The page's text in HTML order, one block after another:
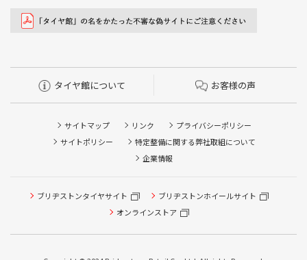
タイヤ館について お客様の声
サイトマップ リンク
プライバシーポリシー
サイトポリシー
特定整備に関する弊社取組について
企業情報
ブリヂストンタイヤサイト
ブリヂストンホイールサイト
オンラインストア
タイヤ点検・安全点検/タイヤ履き替え/オイル交換/その他
ピット作業の予約